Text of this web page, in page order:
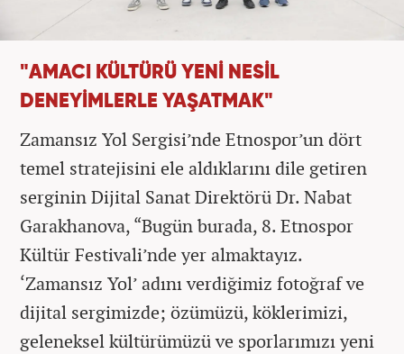
"AMACI KÜLTÜRÜ YENİ NESİL
DENEYİMLERLE YAŞATMAK"
Zamansız Yol Sergisi’nde Etnospor’un dört
temel stratejisini ele aldıklarını dile getiren
serginin Dijital Sanat Direktörü Dr. Nabat
Garakhanova, “Bugün burada, 8. Etnospor
Kültür Festivali’nde yer almaktayız.
‘Zamansız Yol’ adını verdiğimiz fotoğraf ve
dijital sergimizde; özümüzü, köklerimizi,
geleneksel kültürümüzü ve sporlarımızı yeni